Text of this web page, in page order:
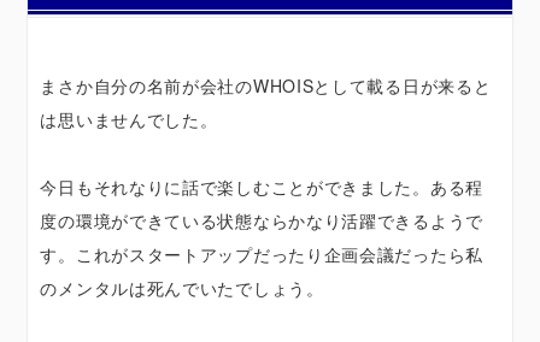
まさか自分の名前が会社のWHOISとして載る日が来ると
は思いませんでした。
今日もそれなりに話で楽しむことができました。ある程
度の環境ができている状態ならかなり活躍できるようで
す。これがスタートアップだったり企画会議だったら私
のメンタルは死んでいたでしょう。